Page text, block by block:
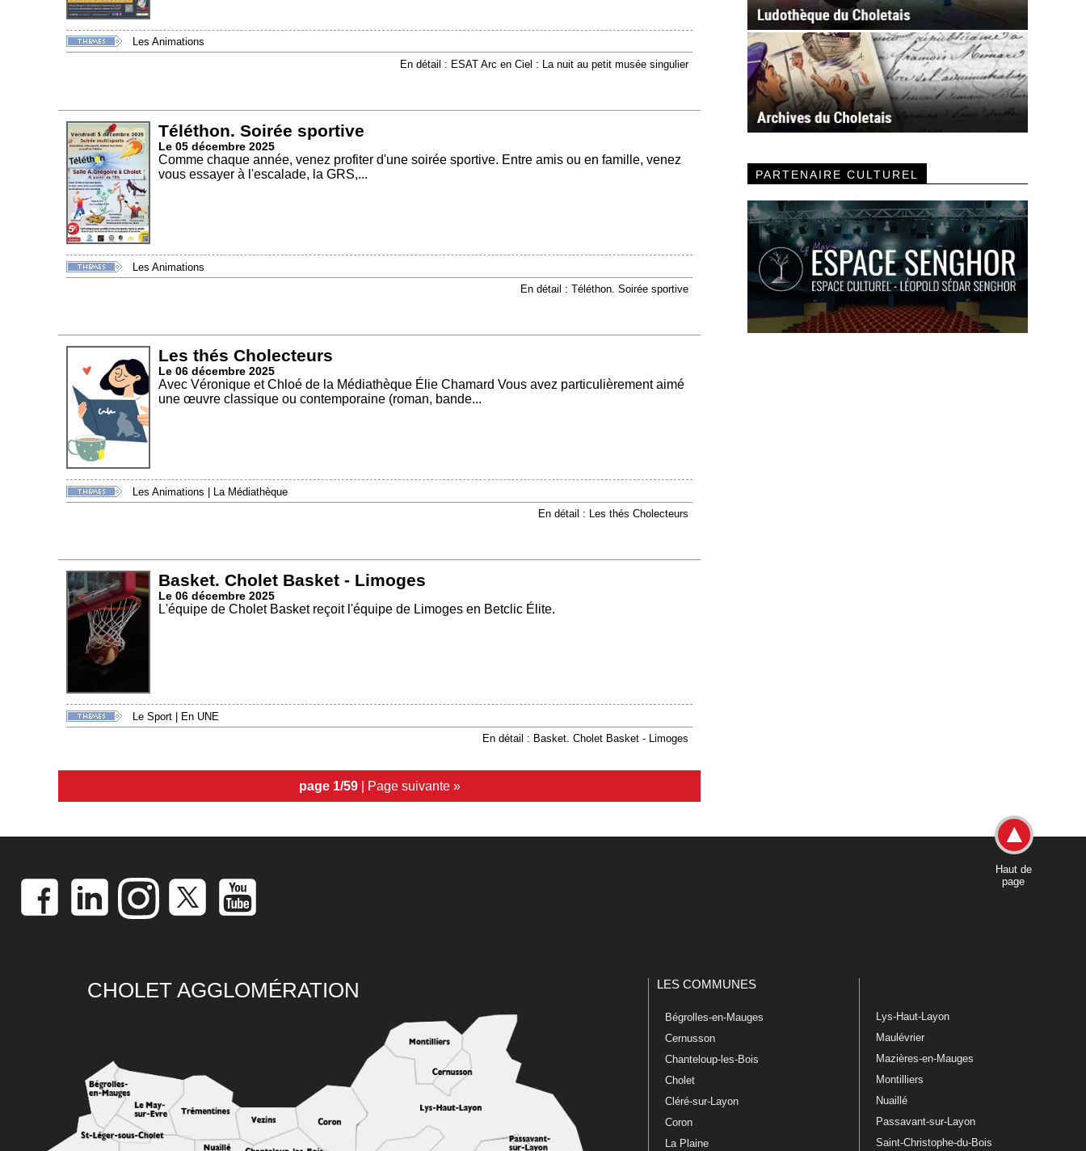
Les Animations
En détail : ESAT Arc en Ciel : La nuit au petit musée singulier
Téléthon. Soirée sportive
Le 05 décembre 2025
Comme chaque année, venez profiter d'une soirée sportive. Entre amis ou en famille, venez
vous essayer à l'escalade, la GRS,...
Les Animations
En détail : Téléthon. Soirée sportive
Les thés Cholecteurs
Le 06 décembre 2025
Avec Véronique et Chloé de la Médiathèque Élie Chamard Vous avez particulièrement aimé
une œuvre classique ou contemporaine (roman, bande...
Les Animations
La Médiathèque
En détail : Les thés Cholecteurs
Basket. Cholet Basket - Limoges
Le 06 décembre 2025
L'équipe de Cholet Basket reçoit l'équipe de Limoges en Betclic Élite.
Le Sport
En UNE
En détail : Basket. Cholet Basket - Limoges
page 1/59| Page suivante »
PARTENAIRE CULTUREL
Haut de
page
CHOLET AGGLOMÉRATION LES COMMUNES
Bégrolles-en-Mauges
Cernusson
Chanteloup-les-Bois
Cholet
Cléré-sur-Layon
Coron
La Plaine
Lys-Haut-Layon
Maulévrier
Mazières-en-Mauges
Montilliers
Nuaillé
Passavant-sur-Layon
Saint-Christophe-du-Bois